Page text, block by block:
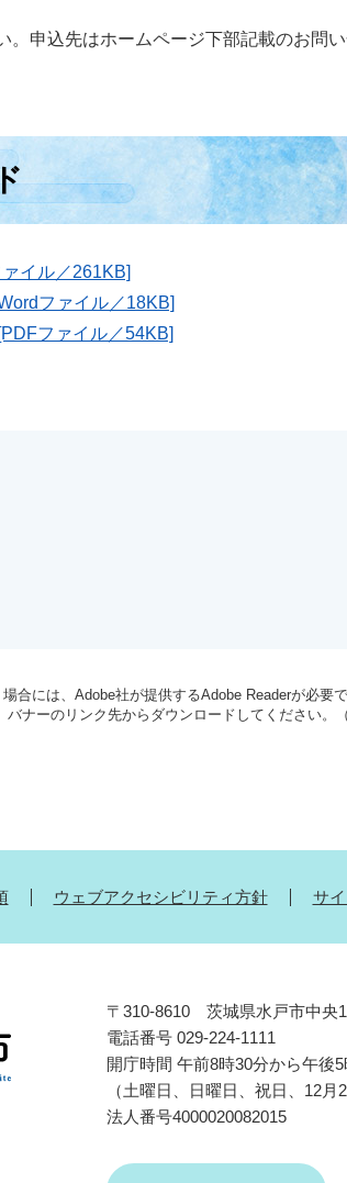
。申込先はホームページ下部記載のお問
イル／261KB]
ファイル／18KB]
ファイル／54KB]
合には、Adobe社が提供するAdobe Readerが必要で
ナーのリンク先からダウンロードしてください。（
ウェブアクセシビリティ方針 サ
〒310-8610 茨城県水戸市中央
電話番号 029-224-1111
開庁時間 午前8時30分から午後5
（土曜日、日曜日、祝日、12月
法人番号4000020082015